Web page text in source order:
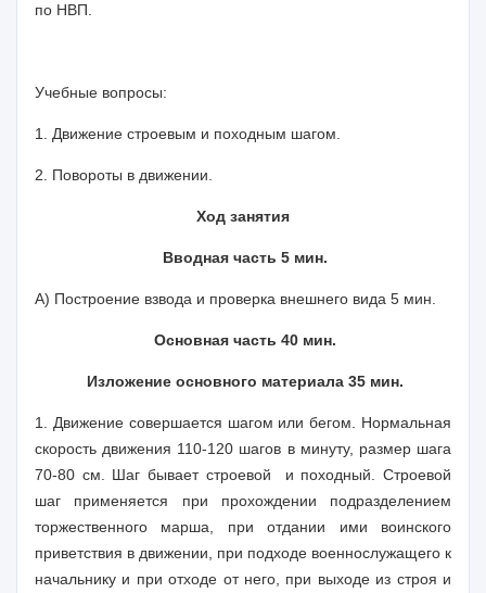
по НВП.
Учебные вопросы:
1. Движение строевым и походным шагом.
2. Повороты в движении.
Ход занятия
Вводная часть 5 мин.
А) Построение взвода и проверка внешнего вида 5 мин.
Основная часть 40 мин.
Изложение основного материала 35 мин.
1. Движение совершается шагом или бегом. Нормальная
скорость движения 110-120 шагов в минуту, размер шага
70-80 см. Шаг бывает строевой и походный. Строевой
шаг применяется при прохождении подразделением
торжественного марша, при отдании ими воинского
приветствия в движении, при подходе военнослужащего к
начальнику и при отходе от него, при выходе из строя и